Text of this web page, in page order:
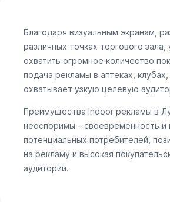
Indoor рекламы.
Благодаря визуальным экранам,
различных точках торгового зала,
охватить огромное количество
подача рекламы в аптеках,
охватывает узкую целевую
Преимущества Indoor рекламы в
неоспоримы – своевременность и
потенциальных потребителей,
на рекламу и высокая
аудитории.